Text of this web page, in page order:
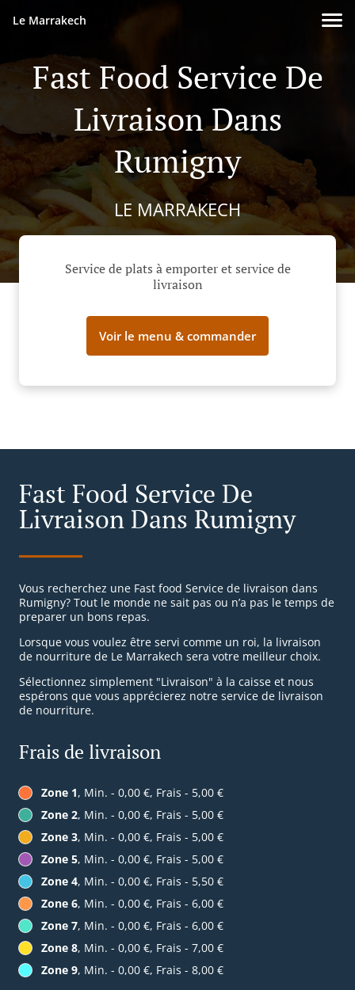
Le Marrakech
Fast Food Service De
Livraison Dans
Rumigny
LE MARRAKECH
Service de plats à emporter et service de
livraison
Voir le menu & commander
Fast Food Service De
Livraison Dans Rumigny
Vous recherchez une Fast food Service de livraison dans
Rumigny? Tout le monde ne sait pas ou n’a pas le temps de
preparer un bons repas.
Lorsque vous voulez être servi comme un roi, la livraison
de nourriture de Le Marrakech sera votre meilleur choix.
Sélectionnez simplement "Livraison" à la caisse et nous
espérons que vous apprécierez notre service de livraison
de nourriture.
Frais de livraison
Zone 1, Min. - 0,00 €, Frais - 5,00 €
Zone 2, Min. - 0,00 €, Frais - 5,00 €
Zone 3, Min. - 0,00 €, Frais - 5,00 €
Zone 5, Min. - 0,00 €, Frais - 5,00 €
Zone 4, Min. - 0,00 €, Frais - 5,50 €
Zone 6, Min. - 0,00 €, Frais - 6,00 €
Zone 7, Min. - 0,00 €, Frais - 6,00 €
Zone 8, Min. - 0,00 €, Frais - 7,00 €
Zone 9, Min. - 0,00 €, Frais - 8,00 €